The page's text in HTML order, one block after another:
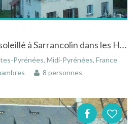
Appartement très ensoleillé à Sarrancolin dans les Hautes-Pyrénées
Pyrénées, Midi-Pyrénées, France
8 personnes